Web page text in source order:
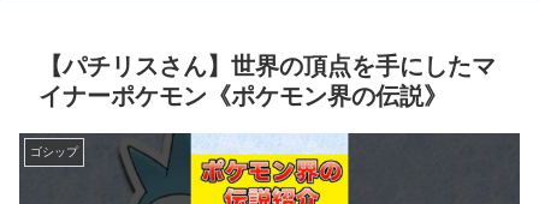
【パチリスさん】世界の頂点を手にしたマ
イナーポケモン《ポケモン界の伝説》
ゴシップ